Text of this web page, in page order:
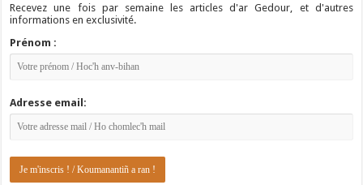
Recevez une fois par semaine les articles d'ar Gedour, et d'autres
informations en exclusivité.
Prénom :
Adresse email: